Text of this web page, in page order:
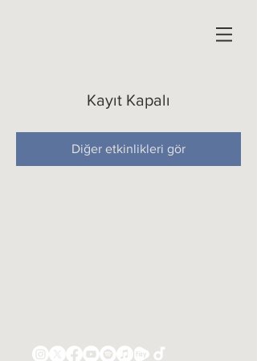
Kayıt Kapalı
Diğer etkinlikleri gör